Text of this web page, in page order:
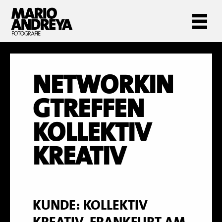
NETWORKIN
GTREFFEN
KOLLEKTIV
KREATIV
KUNDE: KOLLEKTIV